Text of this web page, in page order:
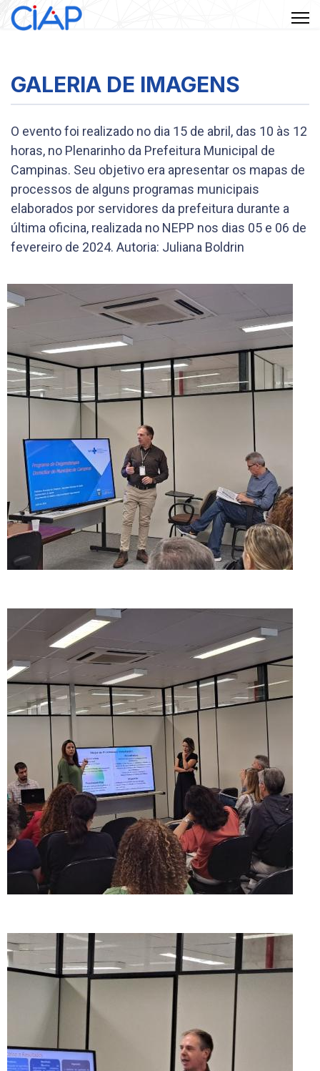
GALERIA DE IMAGENS
O evento foi realizado no dia 15 de abril, das 10 às 12
horas, no Plenarinho da Prefeitura Municipal de
Campinas. Seu objetivo era apresentar os mapas de
processos de alguns programas municipais
elaborados por servidores da prefeitura durante a
última oficina, realizada no NEPP nos dias 05 e 06 de
fevereiro de 2024. Autoria: Juliana Boldrin